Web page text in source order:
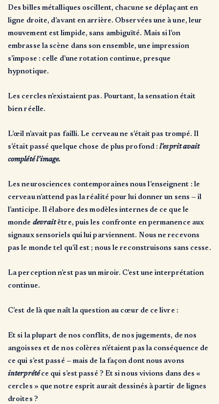
Des billes métalliques oscillent, chacune se déplaçant en
ligne droite, d’avant en arrière. Observées une à une, leur
mouvement est limpide, sans ambiguïté. Mais si l’on
embrasse la scène dans son ensemble, une impression
s’impose : celle d’une rotation continue, presque
hypnotique.
Les cercles n’existaient pas. Pourtant, la sensation était
bien réelle.
L’œil n’avait pas failli. Le cerveau ne s’était pas trompé. Il
s’était passé quelque chose de plus profond :l’esprit avait
complété l’image.
Les neurosciences contemporaines nous l’enseignent : le
cerveau n’attend pas la réalité pour lui donner un sens — il
l’anticipe. Il élabore des modèles internes de ce que le
monde devraitêtre, puis les confronte en permanence aux
signaux sensoriels qui lui parviennent. Nous ne recevons
pas le monde tel qu’il est ; nous le reconstruisons sans cesse.
La perception n’est pas un miroir. C’est une interprétation
continue.
C’est de là que naît la question au cœur de ce livre :
Et si la plupart de nos conflits, de nos jugements, de nos
angoisses et de nos colères n’étaient pas la conséquence de
ce qui s’est passé — mais de la façon dont nous avons
interprétéce qui s’est passé ? Et si nous vivions dans des «
cercles » que notre esprit aurait dessinés à partir de lignes
droites ?